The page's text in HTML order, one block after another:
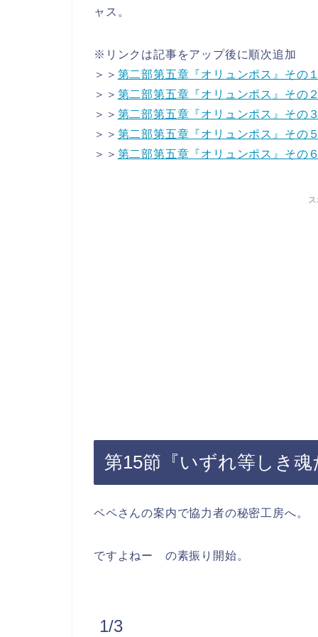
ャス。
※リンクは記事をアップ後に順次追加
＞＞ 第二部第五章『オリュンポス』その１
＞＞ 第二部第五章『オリュンポス』その２
＞＞ 第二部第五章『オリュンポス』その３
＞＞ 第二部第五章『オリュンポス』その５
＞＞ 第二部第五章『オリュンポス』その６
第15節『いずれ等しき魂
ペペさんの案内で協力者の秘密工房へ。
ですよねー の素振り開始。
1/3